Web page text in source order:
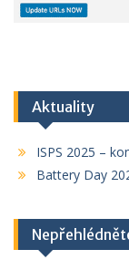
Aktuality
ISPS 2025 –
Battery Day